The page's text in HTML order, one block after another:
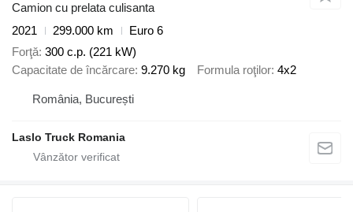
Camion cu prelata culisanta
2021
299.000 km
Euro 6
Forţă 300 c.p. (221 kW)
Capacitate de încărcare 9.270 kg Formula roţilor 4x2
România, București
Laslo Truck Romania